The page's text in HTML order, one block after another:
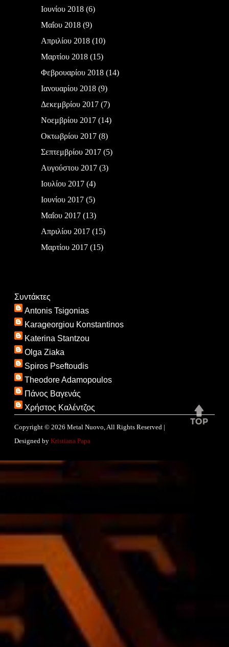
Ιουνίου 2018(6)
Μαΐου 2018(9)
Απριλίου 2018(10)
Μαρτίου 2018(15)
Φεβρουαρίου 2018(14)
Ιανουαρίου 2018(9)
Δεκεμβρίου 2017(7)
Νοεμβρίου 2017(14)
Οκτωβρίου 2017(8)
Σεπτεμβρίου 2017(5)
Αυγούστου 2017(3)
Ιουλίου 2017(4)
Ιουνίου 2017(5)
Μαΐου 2017(13)
Απριλίου 2017(15)
Μαρτίου 2017(15)
Συντάκτες
Antonis Tsigonias
Karageorgiou Konstantinos
Katerina Stantzou
Olga Ziaka
Spiros Pseftoudis
Theodore Adamopoulos
Πάνος Βαγενάς
Χρήστος Καλέντζος
Copyright © 2026 Metal Nuovo , All Rights Reserved |
Designed by Kristiana Papa